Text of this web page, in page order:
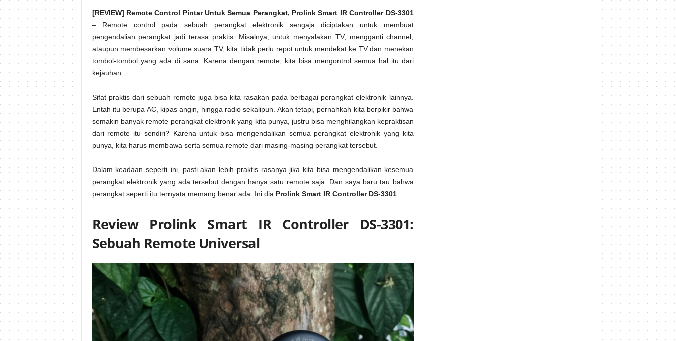
[REVIEW] Remote Control Pintar Untuk Semua Perangkat, Prolink Smart IR Controller DS-3301
– Remote control pada sebuah perangkat elektronik sengaja diciptakan untuk membuat
pengendalian perangkat jadi terasa praktis. Misalnya, untuk menyalakan TV, mengganti channel,
ataupun membesarkan volume suara TV, kita tidak perlu repot untuk mendekat ke TV dan menekan
tombol-tombol yang ada di sana. Karena dengan remote, kita bisa mengontrol semua hal itu dari
kejauhan.
Sifat praktis dari sebuah remote juga bisa kita rasakan pada berbagai perangkat elektronik lainnya.
Entah itu berupa AC, kipas angin, hingga radio sekalipun. Akan tetapi, pernahkah kita berpikir bahwa
semakin banyak remote perangkat elektronik yang kita punya, justru bisa menghilangkan kepraktisan
dari remote itu sendiri? Karena untuk bisa mengendalikan semua perangkat elektronik yang kita
punya, kita harus membawa serta semua remote dari masing-masing perangkat tersebut.
Dalam keadaan seperti ini, pasti akan lebih praktis rasanya jika kita bisa mengendalikan kesemua
perangkat elektronik yang ada tersebut dengan hanya satu remote saja. Dan saya baru tau bahwa
perangkat seperti itu ternyata memang benar ada. Ini dia Prolink Smart IR Controller DS-3301.
Review Prolink Smart IR Controller DS-3301:
Sebuah Remote Universal